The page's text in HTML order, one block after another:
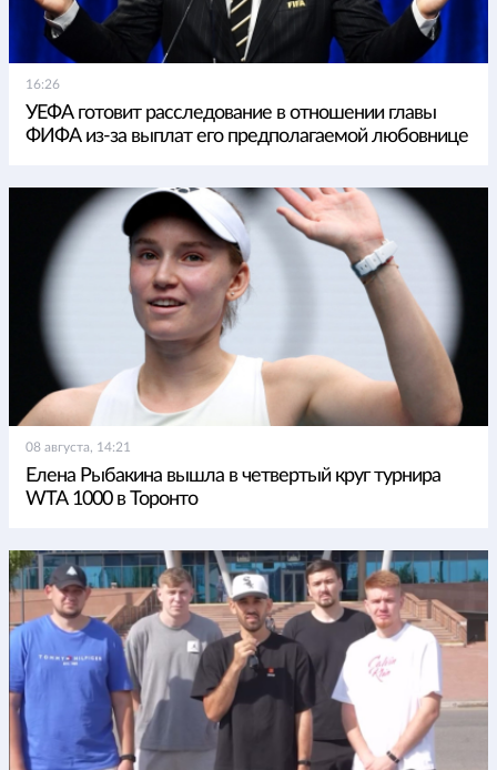
16:26
УЕФА готовит расследование в отношении главы
ФИФА из-за выплат его предполагаемой любовнице
08 августа, 14:21
Елена Рыбакина вышла в четвертый круг турнира
WTA 1000 в Торонто